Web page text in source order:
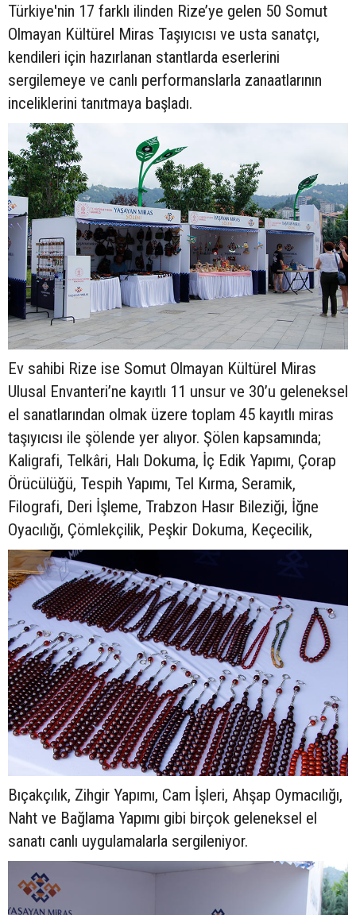
Türkiye'nin 17 farklı ilinden Rize’ye gelen 50 Somut
Olmayan Kültürel Miras Taşıyıcısı ve usta sanatçı,
kendileri için hazırlanan stantlarda eserlerini
sergilemeye ve canlı performanslarla zanaatlarının
inceliklerini tanıtmaya başladı.
Ev sahibi Rize ise Somut Olmayan Kültürel Miras
Ulusal Envanteri’ne kayıtlı 11 unsur ve 30’u geleneksel
el sanatlarından olmak üzere toplam 45 kayıtlı miras
taşıyıcısı ile şölende yer alıyor. Şölen kapsamında;
Kaligrafi, Telkâri, Halı Dokuma, İç Edik Yapımı, Çorap
Örücülüğü, Tespih Yapımı, Tel Kırma, Seramik,
Filografi, Deri İşleme, Trabzon Hasır Bileziği, İğne
Oyacılığı, Çömlekçilik, Peşkir Dokuma, Keçecilik,
Bıçakçılık, Zihgir Yapımı, Cam İşleri, Ahşap Oymacılığı,
Naht ve Bağlama Yapımı gibi birçok geleneksel el
sanatı canlı uygulamalarla sergileniyor.